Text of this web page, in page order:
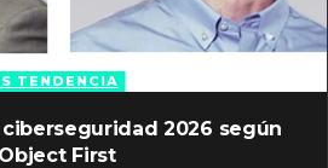
TENDENCIA
2026 según
Object First